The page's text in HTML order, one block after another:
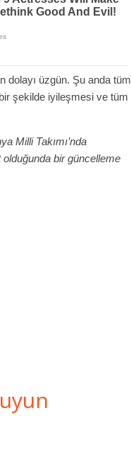
dolayı üzgün. Şu anda tüm
şekilde iyileşmesi ve tüm
Milli Takımı’nda
bir güncelleme